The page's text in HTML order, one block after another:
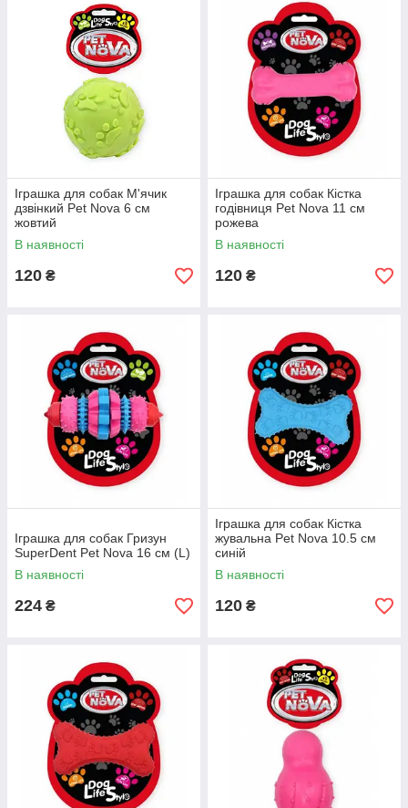
Іграшка для собак М'ячик
дзвінкий Pet Nova 6 см
жовтий
В наявності
120 ₴
Іграшка для собак Кістка
годівниця Pet Nova 11 см
рожева
В наявності
120 ₴
Іграшка для собак Гризун
SuperDent Pet Nova 16 см (L)
В наявності
224 ₴
Іграшка для собак Кістка
жувальна Pet Nova 10.5 см
синій
В наявності
120 ₴